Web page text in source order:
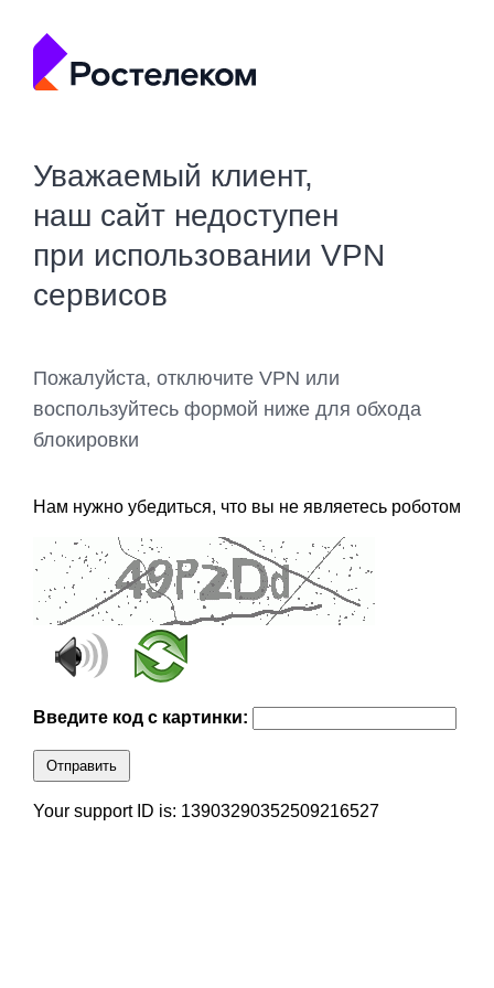
Уважаемый клиент,
наш сайт недоступен
при использовании VPN
сервисов
Пожалуйста, отключите VPN или
воспользуйтесь формой ниже для обхода
блокировки
Нам нужно убедиться, что вы не являетесь роботом
Введите код с картинки:
Отправить
Your support ID is: 13903290352509216527